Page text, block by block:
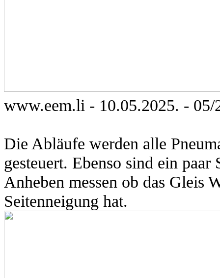
www.eem.li - 10.05.2025. - 05/
Die Abläufe werden alle
gesteuert. Ebenso sind ein
Anheben messen ob das Gleis
Seitenneigung hat.